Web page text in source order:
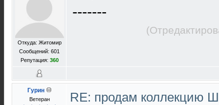
Откуда: Житомир
Сообщений: 601
Репутация: 360
-------
Гурин
Ветеран
RE: продам коллекцию